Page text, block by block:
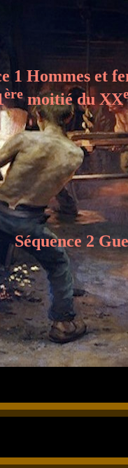
1 Hommes et
èremoitié du XX
Séquence 2